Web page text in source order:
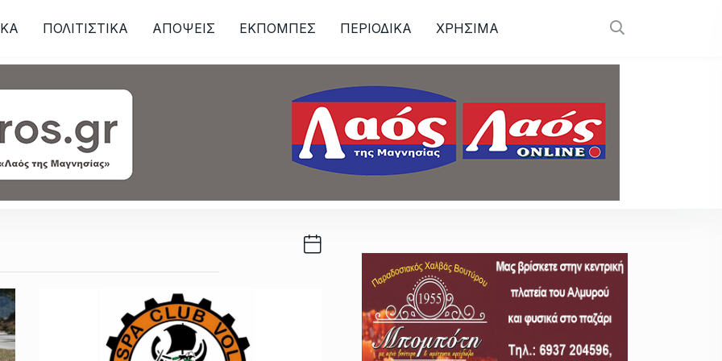
ΠΟΛΙΤΙΣΤΙΚΑ ΑΠΟΨΕΙΣ ΕΚΠΟΜΠΕΣ ΠΕΡΙΟΔΙΚΑ ΧΡΗΣΙΜΑ